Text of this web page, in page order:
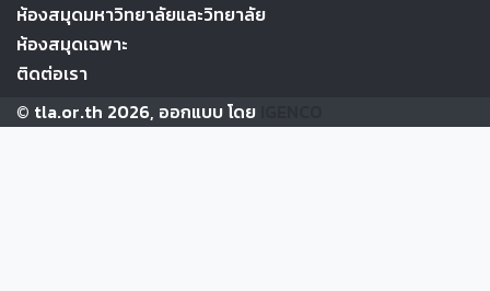
ห้องสมุดมหาวิทยาลัยและวิทยาลัย
ห้องสมุดเฉพาะ
ติดต่อเรา
© tla.or.th 2026, ออกแบบ โดย